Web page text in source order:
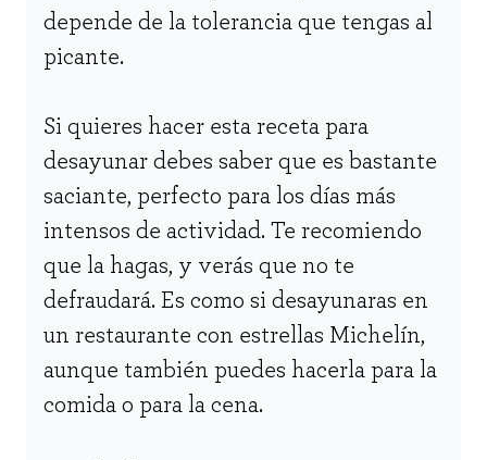
depende de la tolerancia que tengas al
picante.
Si quieres hacer esta receta para
desayunar debes saber que es bastante
saciante, perfecto para los días más
intensos de actividad. Te recomiendo
que la hagas, y verás que no te
defraudará. Es como si desayunaras en
un restaurante con estrellas Michelín,
aunque también puedes hacerla para la
comida o para la cena.